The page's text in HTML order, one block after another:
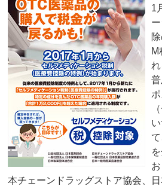
1
M
本チェーンドラッグストア協会、